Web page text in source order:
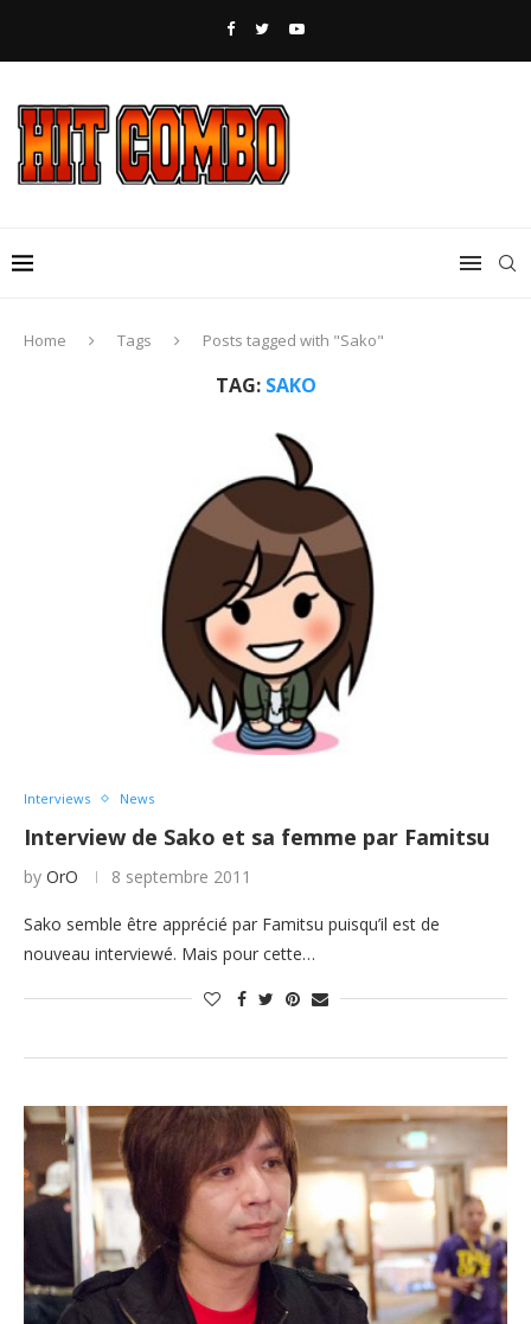
Home Tags Posts tagged with "Sako"
TAG: SAKO
Interviews News
Interview de Sako et sa femme par Famitsu
by OrO 8 septembre 2011
Sako semble être apprécié par Famitsu puisqu’il est de
nouveau interviewé. Mais pour cette…